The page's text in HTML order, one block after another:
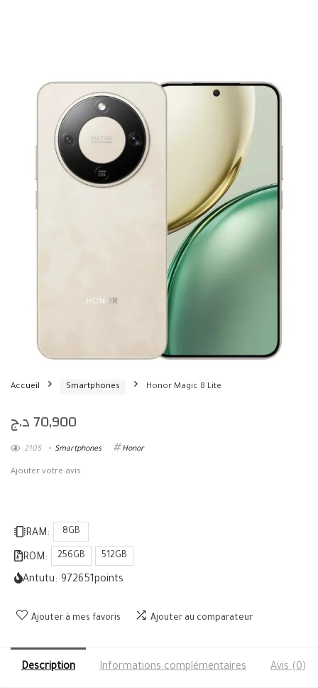
Accueil Smartphones Honor Magic 8 Lite
70,900د.ج
2105 Smartphones Honor
Ajouter votre avis
RAM: 8GB
ROM: 256GB 512GB
Antutu: 972651points
Ajouter à mes favoris Ajouter au comparateur
Description Informations complémentaires Avis (0)